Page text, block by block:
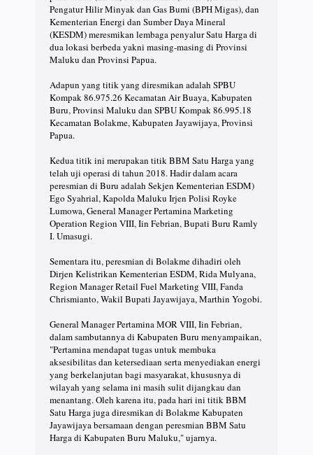
Pengatur Hilir Minyak dan Gas Bumi (BPH Migas), dan
Kementerian Energi dan Sumber Daya Mineral
(KESDM) meresmikan lembaga penyalur Satu Harga di
dua lokasi berbeda yakni masing-masing di Provinsi
Maluku dan Provinsi Papua.
Adapun yang titik yang diresmikan adalah SPBU
Kompak 86.975.26 Kecamatan Air Buaya, Kabupaten
Buru, Provinsi Maluku dan SPBU Kompak 86.995.18
Kecamatan Bolakme, Kabupaten Jayawijaya, Provinsi
Papua.
Kedua titik ini merupakan titik BBM Satu Harga yang
telah uji operasi di tahun 2018. Hadir dalam acara
peresmian di Buru adalah Sekjen Kementerian ESDM)
Ego Syahrial, Kapolda Maluku Irjen Polisi Royke
Lumowa, General Manager Pertamina Marketing
Operation Region VIII, Iin Febrian, Bupati Buru Ramly
I. Umasugi.
Sementara itu, peresmian di Bolakme dihadiri oleh
Dirjen Kelistrikan Kementerian ESDM, Rida Mulyana,
Region Manager Retail Fuel Marketing VIII, Fanda
Chrismianto, Wakil Bupati Jayawijaya, Marthin Yogobi.
General Manager Pertamina MOR VIII, Iin Febrian,
dalam sambutannya di Kabupaten Buru menyampaikan,
"Pertamina mendapat tugas untuk membuka
aksesibilitas dan ketersediaan serta menyediakan energi
yang berkelanjutan bagi masyarakat, khususnya di
wilayah yang selama ini masih sulit dijangkau dan
menantang. Oleh karena itu, pada hari ini titik BBM
Satu Harga juga diresmikan di Bolakme Kabupaten
Jayawijaya bersamaan dengan peresmian BBM Satu
Harga di Kabupaten Buru Maluku," ujarnya.